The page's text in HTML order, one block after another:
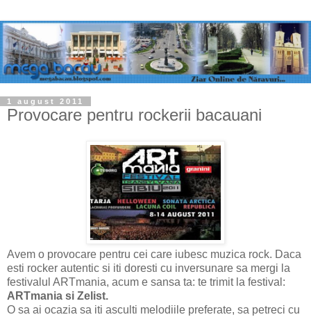
1 august 2011
Provocare pentru rockerii bacauani
Avem o provocare pentru cei care iubesc muzica rock. Daca
esti rocker autentic si iti doresti cu inversunare sa mergi la
festivalul ARTmania, acum e sansa ta: te trimit la festival:
ARTmania si Zelist.
O sa ai ocazia sa iti asculti melodiile preferate, sa petreci cu